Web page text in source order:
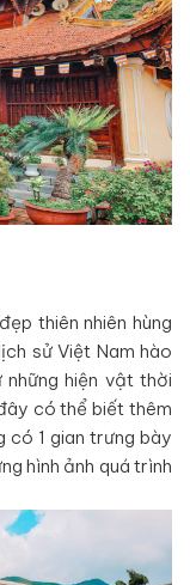
thiên nhiên hùng
sử Việt Nam hào
hiện vật thời
có thể biết thêm
có 1 gian trưng bày
hình ảnh quá trình